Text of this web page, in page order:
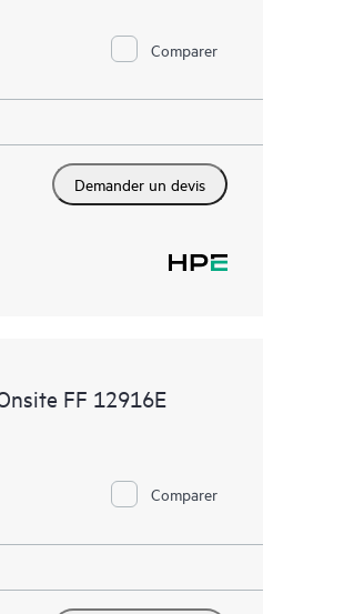
Comparer
Demander un devis
FF 12916E
Comparer